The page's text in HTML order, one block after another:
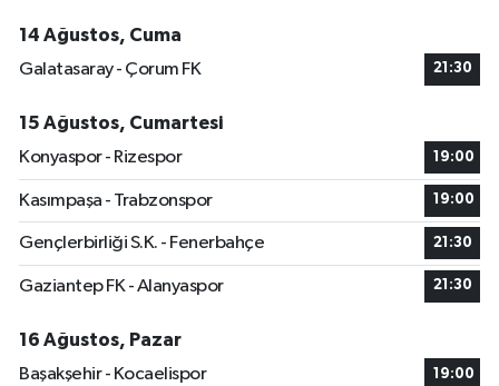
14 Ağustos, Cuma
Galatasaray - Çorum FK
21:30
15 Ağustos, Cumartesi
Konyaspor - Rizespor
19:00
Kasımpaşa - Trabzonspor 19:00
Gençlerbirliği S.K. - Fenerbahçe 21:30
Gaziantep FK - Alanyaspor 21:30
16 Ağustos, Pazar
Başakşehir - Kocaelispor
19:00